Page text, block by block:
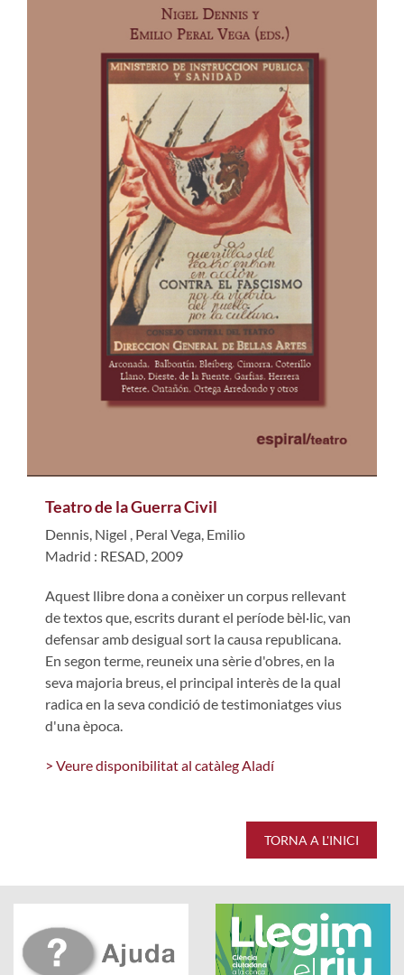
Teatro de la Guerra Civil
Dennis, Nigel , Peral Vega, Emilio
Madrid : RESAD, 2009
Aquest llibre dona a conèixer un corpus rellevant
de textos que, escrits durant el període bèl·lic, van
defensar amb desigual sort la causa republicana.
En segon terme, reuneix una sèrie d'obres, en la
seva majoria breus, el principal interès de la qual
radica en la seva condició de testimoniatges vius
d'una època.
> Veure disponibilitat al catàleg Aladí
TORNA A L'INICI